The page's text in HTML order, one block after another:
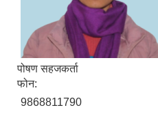
पोषण सहजकर्ता
फोन:
9868811790